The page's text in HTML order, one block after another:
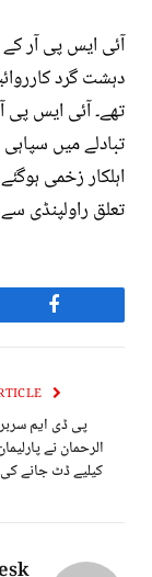
آئی ایس پی آر
دہشت گرد
تھے۔ آئی ایس پی
تعلق راولپنڈی سے
پی ڈی ایم
الرحمان نے
کیلیے ڈٹ جانے